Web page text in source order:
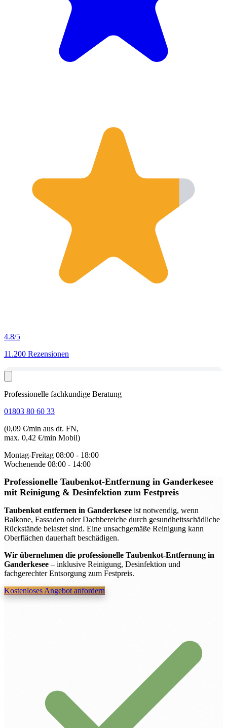
4.8/5
11.200 Rezensionen
Professionelle fachkundige Beratung
01803 80 60 33
(0,09 €/min aus dt. FN,
max. 0,42 €/min Mobil)
Montag-Freitag 08:00 - 18:00
Wochenende 08:00 - 14:00
Professionelle Taubenkot-Entfernung in Ganderkesee
mit Reinigung & Desinfektion zum Festpreis
Taubenkot entfernen in Ganderkesee ist notwendig, wenn
Balkone, Fassaden oder Dachbereiche durch gesundheitsschädliche
Rückstände belastet sind. Eine unsachgemäße Reinigung kann
Oberflächen dauerhaft beschädigen.
Wir übernehmen die professionelle Taubenkot-Entfernung in
Ganderkesee– inklusive Reinigung, Desinfektion und
fachgerechter Entsorgung zum Festpreis.
Kostenloses Angebot anfordern